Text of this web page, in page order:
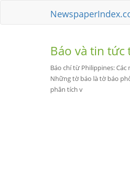
Báo và tin tức
Báo chí từ Philippines:
Những tờ báo là tờ báo
phân tích v